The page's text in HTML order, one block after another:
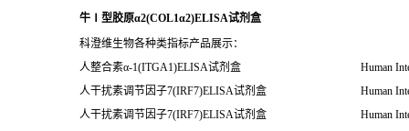
牛Ⅰ型胶原α2(COL1α2)ELISA试剂盒
科澄维生物各种类指标产品展示：
人整合素α-1(ITGA1)ELISA试剂盒
Human
人干扰素调节因子7(IRF7)ELISA试剂盒
Human
人干扰素调节因子7(IRF7)ELISA试剂盒
Human